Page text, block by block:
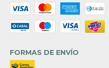
FORMAS DE ENVÍO